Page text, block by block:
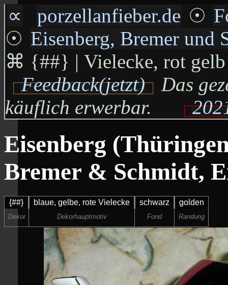
∝ porzellanfieber.de ☉
☉ Eisenberg, Bremer und
⌘ {##} | Vielecke, rot
Feedback(jetzt)
Das
käuflich erwerbar.
Eisenberg
Bremer & Schmidt,
{##} blaue, gelbe, rote Vielecke schwarz golden
Dekor Dekorhauptmotiv Fond Randung